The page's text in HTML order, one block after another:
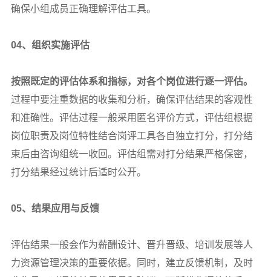
确保小组成员正确理解评估工具。
04、组织实施评估
按照既定的评估体系和指标，对各个岗位进行逐一评估。
过程中要注重数据的收集和分析，确保评估结果的客观性
和准确性。评估过程一般采用匿名评价方式，评估组根据
岗位职责及岗位特性结合岗评工具各自独立打分，打分结
束后由咨询组统一收回。评估组需对打分结果严格保密，
打分结果经过统计后适时公开。
05、结果应用与反馈
评估结果一般会作为薪酬设计、晋升晋级、培训发展等人
力资源管理决策的重要依据。同时，建立反馈机制，及时